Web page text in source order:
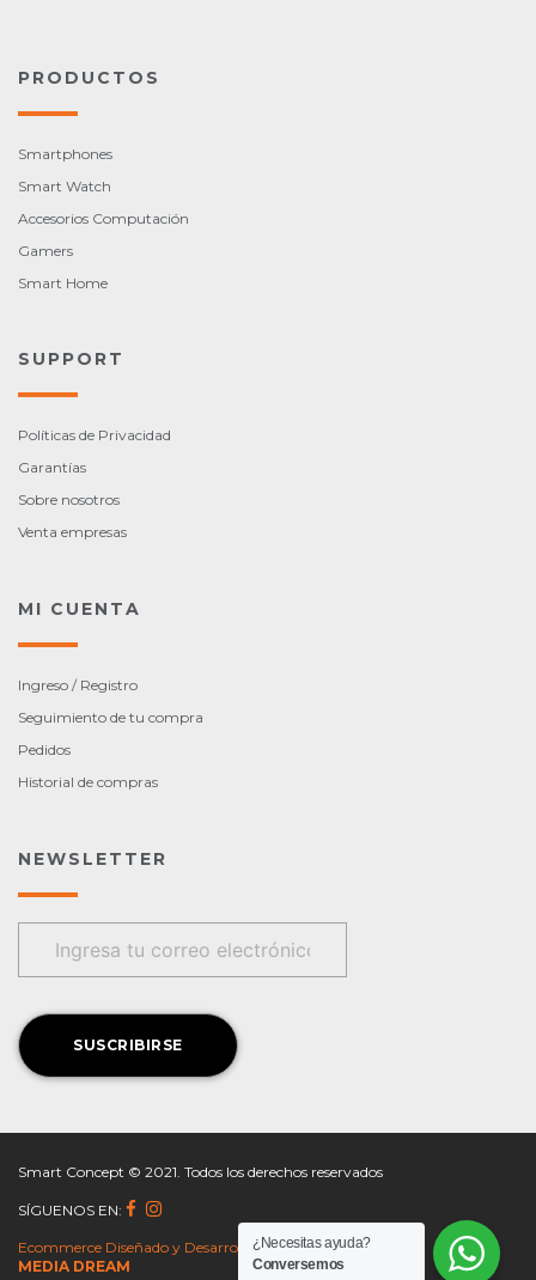
PRODUCTOS
Smartphones
Smart Watch
Accesorios Computación
Gamers
Smart Home
SUPPORT
Políticas de Privacidad
Garantías
Sobre nosotros
Venta empresas
MI CUENTA
Ingreso / Registro
Seguimiento de tu compra
Pedidos
Historial de compras
NEWSLETTER
Smart Concept © 2021. Todos los derechos reservados
SÍGUENOS EN:
Ecommerce Diseñado y Desarrollado por
MEDIA DREAM
¿Necesitas ayuda?
Conversemos